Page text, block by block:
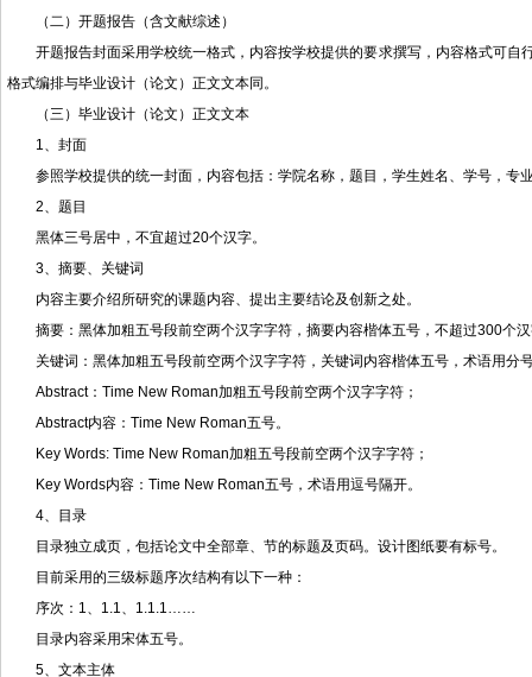
（二）开题报告（含文献综述）
开题报告封面采用学校统一格式，内容按学校提供的要求撰写，内容格式可
格式编排与毕业设计（论文）正文文本同。
（三）毕业设计（论文）正文文本
1、封面
参照学校提供的统一封面，内容包括：学院名称，题目，学生姓名、学号，
2、题目
黑体三号居中，不宜超过20个汉字。
3、摘要、关键词
内容主要介绍所研究的课题内容、提出主要结论及创新之处。
摘要：黑体加粗五号段前空两个汉字字符，摘要内容楷体五号，不超过300个
关键词：黑体加粗五号段前空两个汉字字符，关键词内容楷体五号，术语用分
Abstract：Time New Roman加粗五号段前空两个汉字字符；
Abstract内容：Time New Roman五号。
Key Words: Time New Roman加粗五号段前空两个汉字字符；
Key Words内容：Time New Roman五号，术语用逗号隔开。
4、目录
目录独立成页，包括论文中全部章、节的标题及页码。设计图纸要有标号。
目前采用的三级标题序次结构有以下一种：
序次：1、1.1、1.1.1……
目录内容采用宋体五号。
5、文本主体